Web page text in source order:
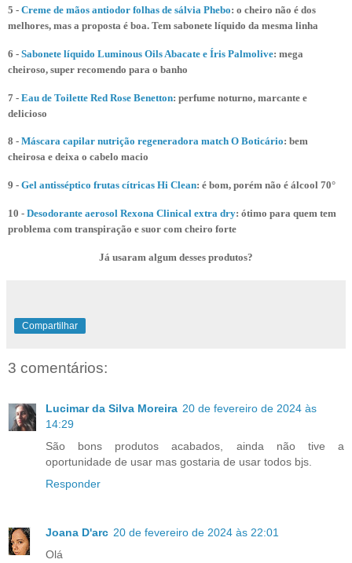
5 - Creme de mãos antiodor folhas de sálvia Phebo: o cheiro não é dos
melhores, mas a proposta é boa. Tem sabonete líquido da mesma linha
6 - Sabonete líquido Luminous Oils Abacate e Íris Palmolive: mega
cheiroso, super recomendo para o banho
7 - Eau de Toilette Red Rose Benetton: perfume noturno, marcante e
delicioso
8 - Máscara capilar nutrição regeneradora match O Boticário: bem
cheirosa e deixa o cabelo macio
9 - Gel antisséptico frutas cítricas Hi Clean: é bom, porém não é álcool 70°
10 - Desodorante aerosol Rexona Clinical extra dry: ótimo para quem tem
problema com transpiração e suor com cheiro forte
Já usaram algum desses produtos?
Compartilhar
3 comentários:
Lucimar da Silva Moreira 20 de fevereiro de 2024 às
14:29
São bons produtos acabados, ainda não tive a
oportunidade de usar mas gostaria de usar todos bjs.
Responder
Joana D'arc 20 de fevereiro de 2024 às 22:01
Olá